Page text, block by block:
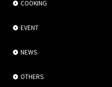
COOKING
EVENT
NEWS
OTHERS